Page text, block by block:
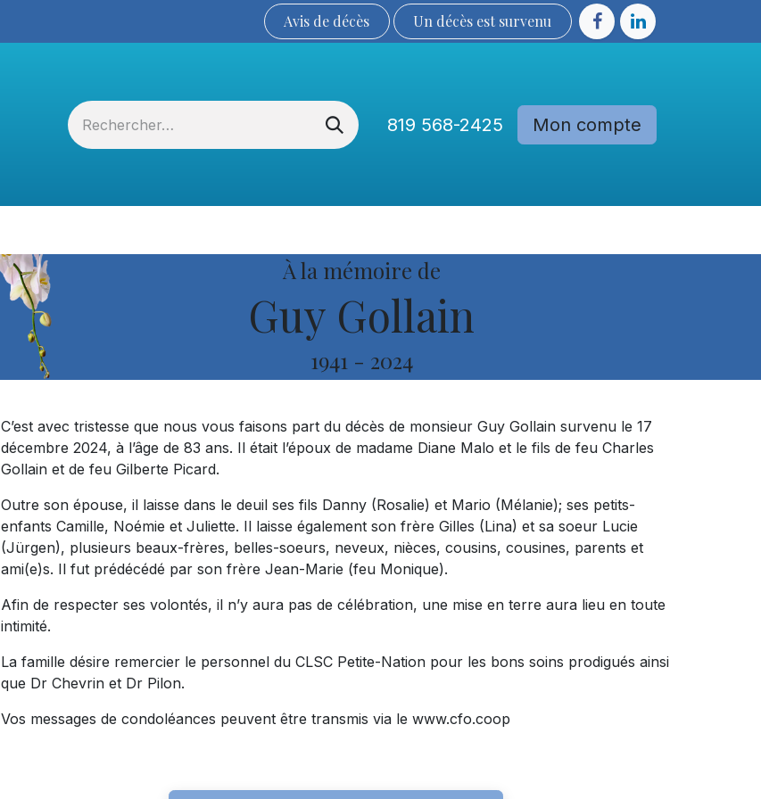
Avis de décès Un décès est sur​​​​​​​​ve​nu​​​​​​​​​​
819 568-2425 Mon compte
À la mémoire de
Guy Gollain
1941 - 2024
C’est avec tristesse que nous vous faisons part du décès de monsieur Guy Gollain survenu le 17
décembre 2024, à l’âge de 83 ans. Il était l’époux de madame Diane Malo et le fils de feu Charles
Gollain et de feu Gilberte Picard.
Outre son épouse, il laisse dans le deuil ses fils Danny (Rosalie) et Mario (Mélanie); ses petits-
enfants Camille, Noémie et Juliette. Il laisse également son frère Gilles (Lina) et sa soeur Lucie
(Jürgen), plusieurs beaux-frères, belles-soeurs, neveux, nièces, cousins, cousines, parents et
ami(e)s. Il fut prédécédé par son frère Jean-Marie (feu Monique).
Afin de respecter ses volontés, il n’y aura pas de célébration, une mise en terre aura lieu en toute
intimité.
La famille désire remercier le personnel du CLSC Petite-Nation pour les bons soins prodigués ainsi
que Dr Chevrin et Dr Pilon.
Vos messages de condoléances peuvent être transmis via le www.cfo.coop